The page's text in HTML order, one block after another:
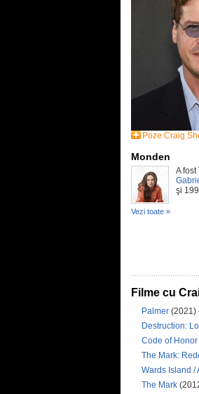
Poze Craig
Monden
A fost
şi
Vezi toate »
Filme cu
Palmer (2021)
Destruction:
Code of
The Mark:
Wards Island /
The Mark